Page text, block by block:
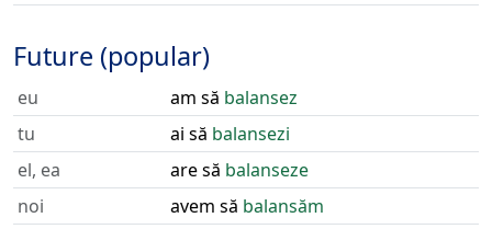
Future (popular)
eu am să balansez
tu
ai să balansezi
el, ea
are să balanseze
noi
avem să balansăm